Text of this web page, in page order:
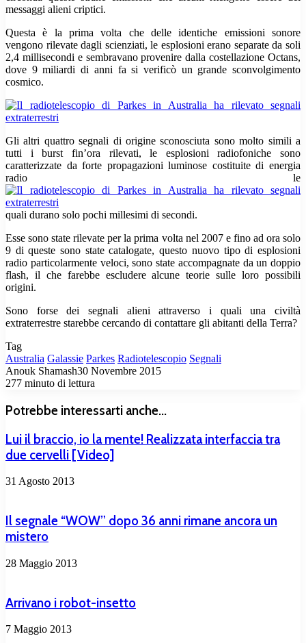
messaggi alieni criptici.
Questa è la prima volta che delle identiche emissioni sonore
vengono rilevate dagli scienziati, le esplosioni erano separate da soli
2,4 millisecondi e sembravano provenire dalla costellazione Octans,
dove 9 miliardi di anni fa si verificò un grande sconvolgimento
cosmico.
Gli altri quattro segnali di origine sconosciuta sono molto simili a
tutti i burst fin’ora rilevati, le esplosioni radiofoniche sono
caratterizzate da forte propagazioni luminose costituite di energia
radio le
quali durano solo pochi millesimi di secondi.
Esse sono state rilevate per la prima volta nel 2007 e fino ad ora solo
9 di queste sono state catalogate, questo nuovo tipo di esplosioni
radio particolarmente veloci, sono state accompagnate da un doppio
flash, il che farebbe escludere alcune teorie sulle loro possibili
origini.
Sono forse dei segnali alieni attraverso i quali una civiltà
extraterrestre starebbe cercando di contattare gli abitanti della Terra?
Tag
Australia Galassie Parkes Radiotelescopio Segnali
Anouk Shamash30 Novembre 2015
277 minuto di lettura
Potrebbe interessarti anche...
Lui il braccio, io la mente! Realizzata interfaccia tra
due cervelli [Video]
31 Agosto 2013
Il segnale “WOW” dopo 36 anni rimane ancora un
mistero
28 Maggio 2013
Arrivano i robot-insetto
7 Maggio 2013